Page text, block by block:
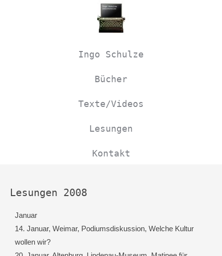
Ingo Schulze
Bücher
Texte/Videos
Lesungen
Kontakt
Lesungen 2008
Januar
14. Januar, Weimar, Podiumsdiskussion, Welche Kultur
wollen wir?